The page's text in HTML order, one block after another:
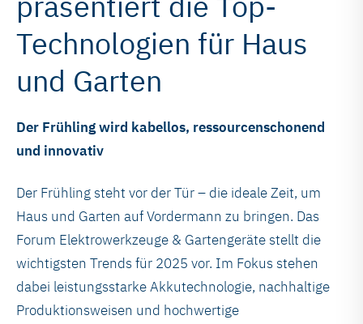
Technologien für Haus
und Garten
Der Frühling wird kabellos, ressourcenschonend
und innovativ
Der Frühling steht vor der Tür – die ideale Zeit, um
Haus und Garten auf Vordermann zu bringen. Das
Forum Elektrowerkzeuge & Gartengeräte stellt die
wichtigsten Trends für 2025 vor. Im Fokus stehen
dabei leistungsstarke Akkutechnologie, nachhaltige
Produktionsweisen und hochwertige